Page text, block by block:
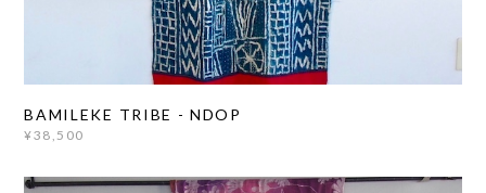
BAMILEKE TRIBE - NDOP
¥38,500